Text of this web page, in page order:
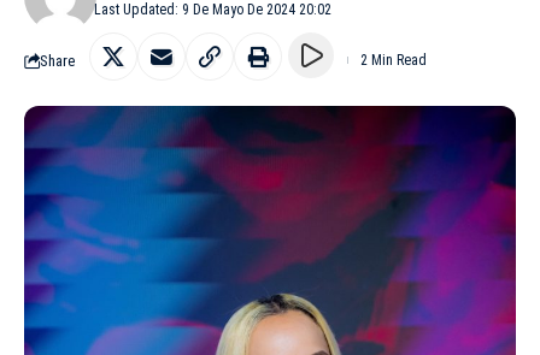
Last Updated: 9 De Mayo De 2024 20:02
Share 2 Min Read